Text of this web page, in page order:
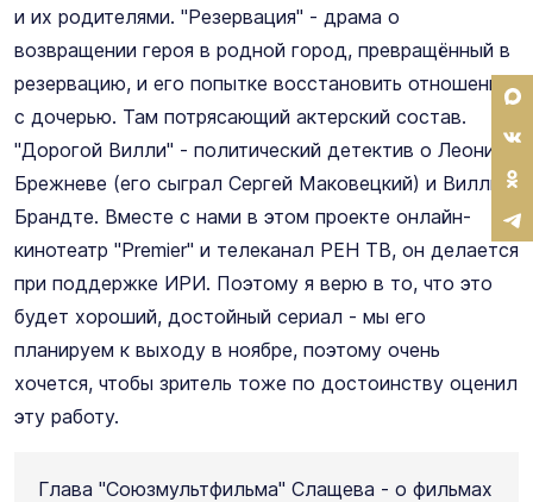
и их родителями. "Резервация" - драма о
возвращении героя в родной город, превращённый в
резервацию, и его попытке восстановить отношения
с дочерью. Там потрясающий актерский состав.
"Дорогой Вилли" - политический детектив о Леониде
Брежневе (его сыграл Сергей Маковецкий) и Вилли
Брандте. Вместе с нами в этом проекте онлайн-
кинотеатр "Premier" и телеканал РЕН ТВ, он делается
при поддержке ИРИ. Поэтому я верю в то, что это
будет хороший, достойный сериал - мы его
планируем к выходу в ноябре, поэтому очень
хочется, чтобы зритель тоже по достоинству оценил
эту работу.
Глава "Союзмультфильма" Слащева - о фильмах